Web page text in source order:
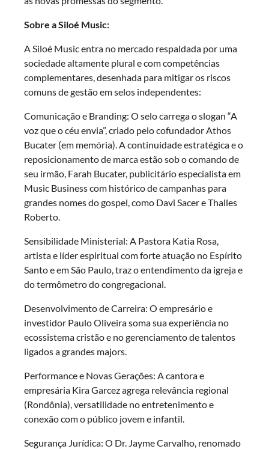
Sobre aSiloé Music:
A Siloé Music entra no mercado respaldada por uma
sociedade altamente plural e com competências
complementares, desenhada para mitigar os riscos
comuns de gestão em selos independentes:
Comunicação e Branding: O selo carrega o slogan “A
voz que o céu envia”, criado pelo cofundador Athos
Bucater (em memória). A continuidade estratégica e o
reposicionamento de marca estão sob o comando de
seu irmão, Farah Bucater, publicitário especialista em
Music Business com histórico de campanhas para
grandes nomes do gospel, como Davi Sacer e Thalles
Roberto.
Sensibilidade Ministerial: A Pastora Katia Rosa,
artista e líder espiritual com forte atuação no Espírito
Santo e em São Paulo, traz o entendimento da igreja e
do termômetro do congregacional.
Desenvolvimento de Carreira: O empresário e
investidor Paulo Oliveira soma sua experiência no
ecossistema cristão e no gerenciamento de talentos
ligados a grandes majors.
Performance e Novas Gerações: A cantora e
empresária Kira Garcez agrega relevância regional
(Rondônia), versatilidade no entretenimento e
conexão com o público jovem e infantil.
Segurança Jurídica: O Dr. Jayme Carvalho, renomado